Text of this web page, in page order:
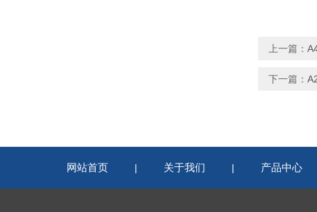
上一篇：
下一篇：
网站首页 | 关于我们 | 产品中心